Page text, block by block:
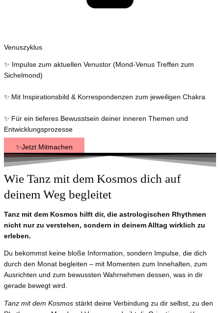
Venuszyklus
✨ Impulse zum aktuellen Venustor (Mond-Venus Treffen zum
Sichelmond)
✨ Mit Inspirationsbild & Korrespondenzen zum jeweiligen Chakra
✨ Für ein tieferes Bewusstsein deiner inneren Themen und
Entwicklungsprozesse
✨Jetzt Mitmachen
Wie Tanz mit dem Kosmos dich auf
deinem Weg begleitet
Tanz mit dem Kosmos hilft dir, die astrologischen Rhythmen
nicht nur zu verstehen, sondern in deinem Alltag wirklich zu
erleben.
Du bekommst keine bloße Information, sondern Impulse, die dich
durch den Monat begleiten – mit Momenten zum Innehalten, zum
Ausrichten und zum bewussten Wahrnehmen dessen, was in dir
gerade bewegt wird.
Tanz mit dem Kosmos stärkt deine Verbindung zu dir selbst, zu den